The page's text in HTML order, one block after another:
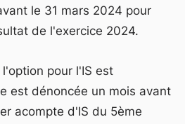
le 31 mars 2024 pour
de l'exercice 2024.
pour l'IS est
est dénoncée un mois avant
acompte d'IS du 5ème